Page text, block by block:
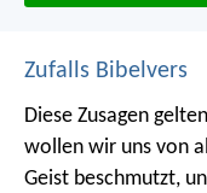
Zufalls Bibelvers
Diese Zusagen
wollen wir uns von
Geist beschmutzt,